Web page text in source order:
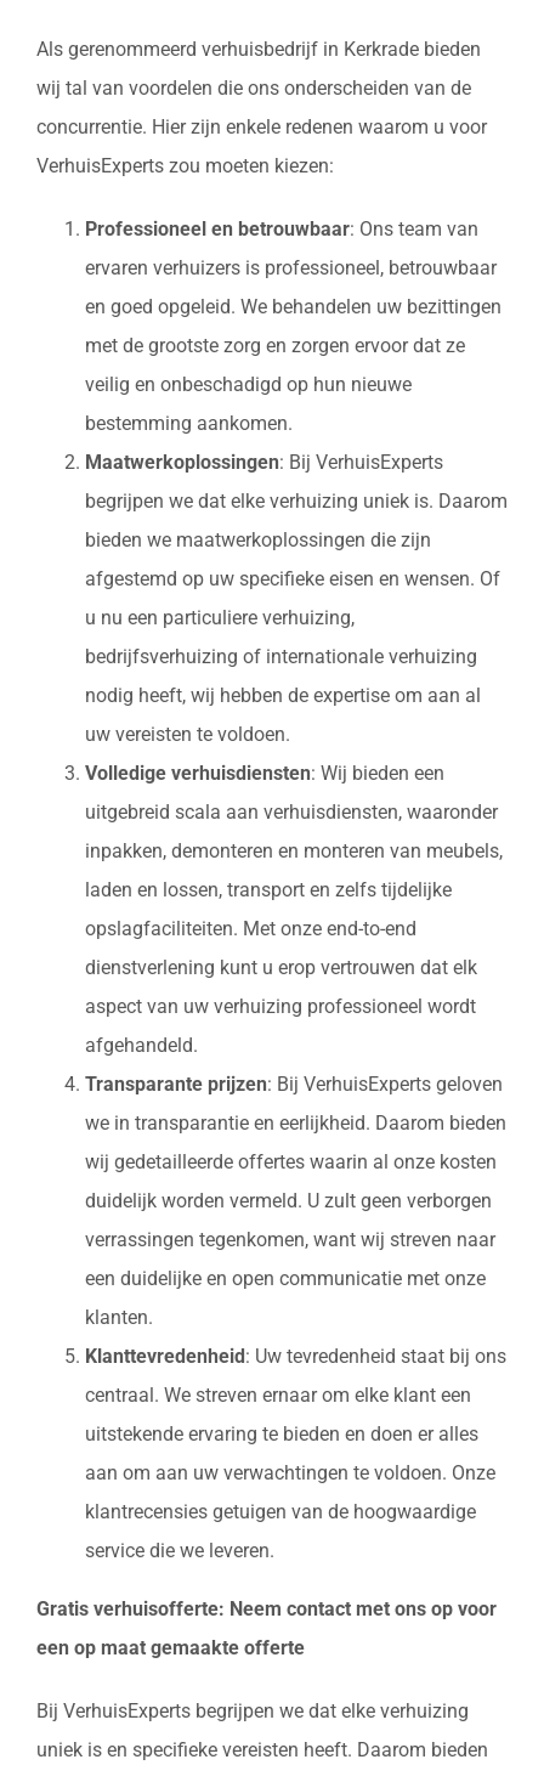
Als gerenommeerd verhuisbedrijf in Kerkrade bieden
wij tal van voordelen die ons onderscheiden van de
concurrentie. Hier zijn enkele redenen waarom u voor
VerhuisExperts zou moeten kiezen:
Professioneel en betrouwbaar: Ons team van
ervaren verhuizers is professioneel, betrouwbaar
en goed opgeleid. We behandelen uw bezittingen
met de grootste zorg en zorgen ervoor dat ze
veilig en onbeschadigd op hun nieuwe
bestemming aankomen.
Maatwerkoplossingen: Bij VerhuisExperts
begrijpen we dat elke verhuizing uniek is. Daarom
bieden we maatwerkoplossingen die zijn
afgestemd op uw specifieke eisen en wensen. Of
u nu een particuliere verhuizing,
bedrijfsverhuizing of internationale verhuizing
nodig heeft, wij hebben de expertise om aan al
uw vereisten te voldoen.
Volledige verhuisdiensten: Wij bieden een
uitgebreid scala aan verhuisdiensten, waaronder
inpakken, demonteren en monteren van meubels,
laden en lossen, transport en zelfs tijdelijke
opslagfaciliteiten. Met onze end-to-end
dienstverlening kunt u erop vertrouwen dat elk
aspect van uw verhuizing professioneel wordt
afgehandeld.
Transparante prijzen: Bij VerhuisExperts geloven
we in transparantie en eerlijkheid. Daarom bieden
wij gedetailleerde offertes waarin al onze kosten
duidelijk worden vermeld. U zult geen verborgen
verrassingen tegenkomen, want wij streven naar
een duidelijke en open communicatie met onze
klanten.
Klanttevredenheid : Uw tevredenheid staat bij ons
centraal. We streven ernaar om elke klant een
uitstekende ervaring te bieden en doen er alles
aan om aan uw verwachtingen te voldoen. Onze
klantrecensies getuigen van de hoogwaardige
service die we leveren.
Gratis verhuisofferte: Neem contact met ons op voor
een op maat gemaakte offerte
Bij VerhuisExperts begrijpen we dat elke verhuizing
uniek is en specifieke vereisten heeft. Daarom bieden